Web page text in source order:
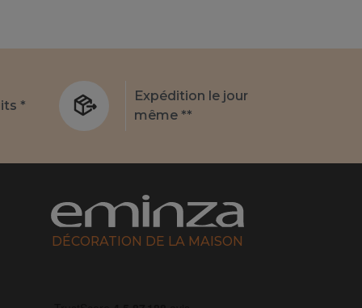
*
Expédition le jour
même **
DÉCORATION DE LA MAISON